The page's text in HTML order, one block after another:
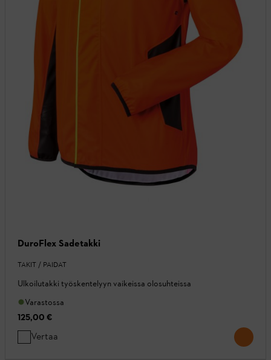
DuroFlex Sadetakki
TAKIT / PAIDAT
Ulkoilutakki työskentelyyn vaikeissa olosuhteissa
Varastossa
125,00 €
Vertaa